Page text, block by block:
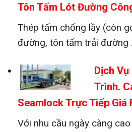
Hàn nối, xử lý mối hàn
Kiểm tra kích thước, độ
giao hàng
Liên hệ Tôn Thép MTP để
inox tại Quận 3
chính xác
Đội ngũ kỹ thuật luôn sẵn
phù hợp, tiết kiệm và bền lâu.
Tôn Tấm Lót Đường
Thép tấm chống lầy (còn
đường, tôn tấm trải đường
Dịch Vụ
Trình.
Seamlock Trực Tiếp Giá
Với nhu cầu ngày càng